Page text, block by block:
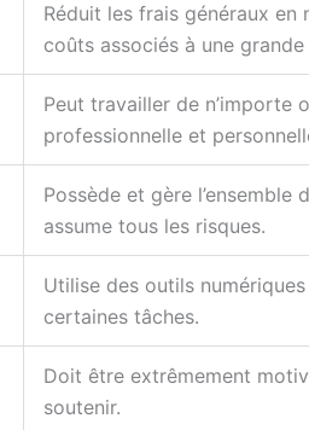
Réduit les frais généraux en
coûts associés à une
Peut travailler de n’importe
professionnelle et
Possède et gère l’ensemble
assume tous les risques.
Utilise des outils
certaines tâches.
Doit être extrêmement
soutenir.